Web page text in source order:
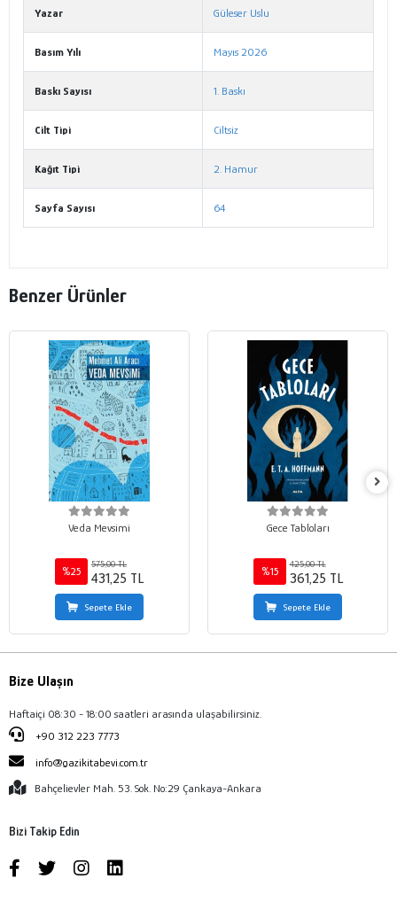
Yazar Güleser Uslu
Basım Yılı Mayıs 2026
Baskı Sayısı 1. Baskı
Cilt Tipi Ciltsiz
Kağıt Tipi 2. Hamur
Sayfa Sayısı 64
Benzer Ürünler
Veda Mevsimi
%25
575,00 TL
431,25 TL
Sepete Ekle
Gece Tabloları
%15
425,00 TL
361,25 TL
Sepete Ekle
Bize Ulaşın
Haftaiçi 08:30 - 18:00 saatleri arasında ulaşabilirsiniz.
+90 312 223 7773
info@gazikitabevi.com.tr
Bahçelievler Mah. 53. Sok. No:29 Çankaya-Ankara
Bizi Takip Edin